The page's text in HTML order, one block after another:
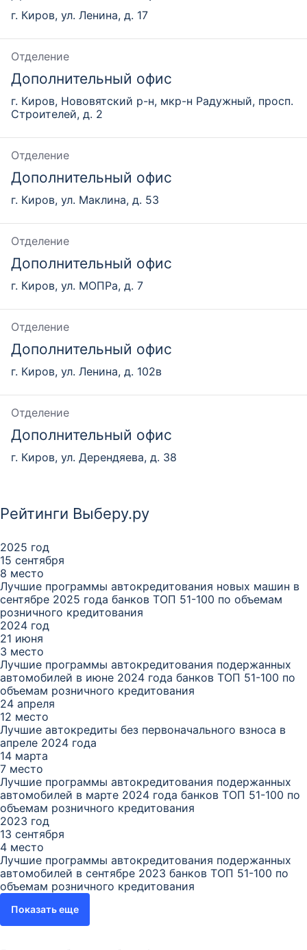
г. Киров, ул. Ленина, д. 17
Отделение
Дополнительный офис
г. Киров, Нововятский р-н, мкр-н Радужный, просп.
Строителей, д. 2
Отделение
Дополнительный офис
г. Киров, ул. Маклина, д. 53
Отделение
Дополнительный офис
г. Киров, ул. МОПРа, д. 7
Отделение
Дополнительный офис
г. Киров, ул. Ленина, д. 102в
Отделение
Дополнительный офис
г. Киров, ул. Дерендяева, д. 38
Рейтинги Выберу.ру
2025 год
15 сентября
8 место
Лучшие программы автокредитования новых машин в
сентябре 2025 года банков ТОП 51-100 по объемам
розничного кредитования
2024 год
21 июня
3 место
Лучшие программы автокредитования подержанных
автомобилей в июне 2024 года банков ТОП 51-100 по
объемам розничного кредитования
24 апреля
12 место
Лучшие автокредиты без первоначального взноса в
апреле 2024 года
14 марта
7 место
Лучшие программы автокредитования подержанных
автомобилей в марте 2024 года банков ТОП 51-100 по
объемам розничного кредитования
2023 год
13 сентября
4 место
Лучшие программы автокредитования подержанных
автомобилей в сентябре 2023 банков ТОП 51-100 по
объемам розничного кредитования
Показать еще